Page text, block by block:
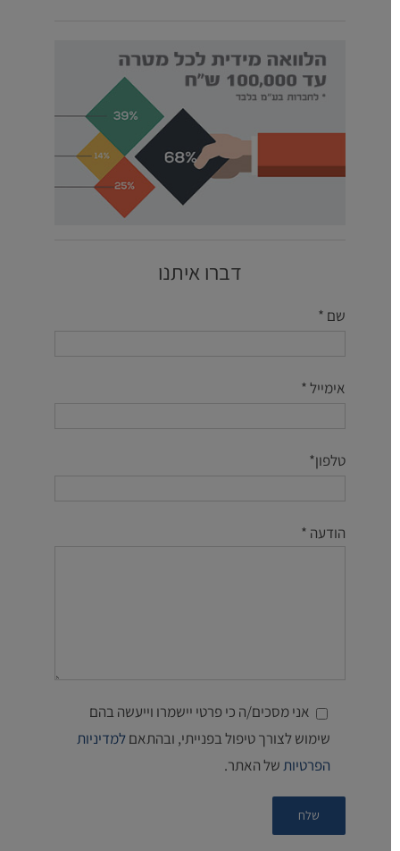
דברו איתנו
שם *
אימייל *
טלפון*
הודעה *
אני מסכים/ה כי פרטי יישמרו וייעשה בהם
שימוש לצורך טיפול בפנייתי, ובהתאםלמדיניות
הפרטיותשל האתר.